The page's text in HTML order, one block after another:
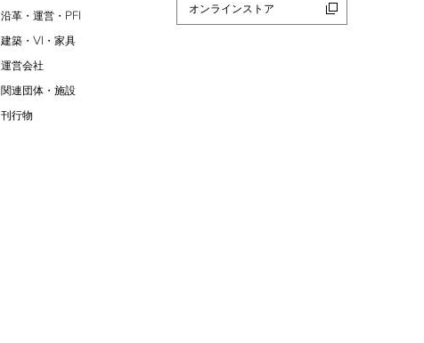
沿革・運営・ PFI
建築・ VI ・家具
運営会社
関連団体・施設
刊行物
オンラインストア